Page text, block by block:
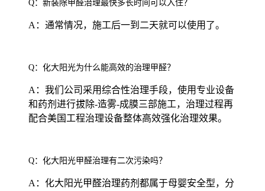
Q：新装除甲醛治理最快多长时间可以入住？
A：通常情况，施工后一到二天就可以使用了。
Q：化大阳光为什么能高效的治理甲醛？
A：我们公司采用综合性治理手段，使用专业设备
和药剂进行拔除-造雾-成膜三部施工，治理过程再
配合美国工程治理设备整体高效强化治理效果。
Q：化大阳光甲醛治理有二次污染吗？
A：化大阳光甲醛治理药剂都属于母婴安全型，分